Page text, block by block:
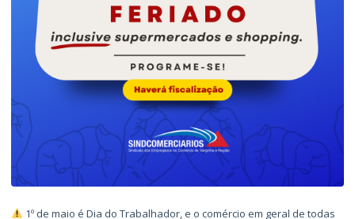
1º de maio é Dia do Trabalhador, e o comércio em geral de todas